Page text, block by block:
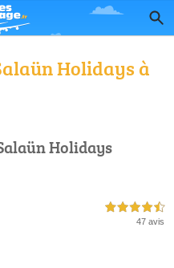
Holidays à
Holidays
4,5 étoiles sur 5
47 avis